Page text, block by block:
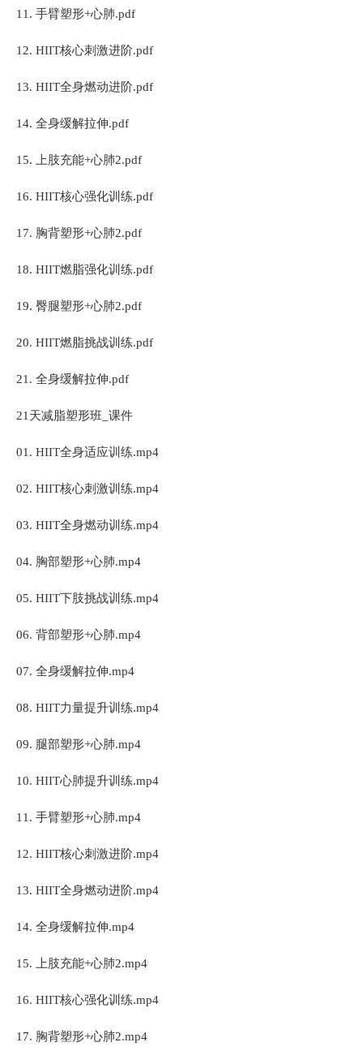
11. 手臂塑形+心肺.pdf
12. HIIT核心刺激进阶.pdf
13. HIIT全身燃动进阶.pdf
14. 全身缓解拉伸.pdf
15. 上肢充能+心肺2.pdf
16. HIIT核心强化训练.pdf
17. 胸背塑形+心肺2.pdf
18. HIIT燃脂强化训练.pdf
19. 臀腿塑形+心肺2.pdf
20. HIIT燃脂挑战训练.pdf
21. 全身缓解拉伸.pdf
21天减脂塑形班_课件
01. HIIT全身适应训练.mp4
02. HIIT核心刺激训练.mp4
03. HIIT全身燃动训练.mp4
04. 胸部塑形+心肺.mp4
05. HIIT下肢挑战训练.mp4
06. 背部塑形+心肺.mp4
07. 全身缓解拉伸.mp4
08. HIIT力量提升训练.mp4
09. 腿部塑形+心肺.mp4
10. HIIT心肺提升训练.mp4
11. 手臂塑形+心肺.mp4
12. HIIT核心刺激进阶.mp4
13. HIIT全身燃动进阶.mp4
14. 全身缓解拉伸.mp4
15. 上肢充能+心肺2.mp4
16. HIIT核心强化训练.mp4
17. 胸背塑形+心肺2.mp4